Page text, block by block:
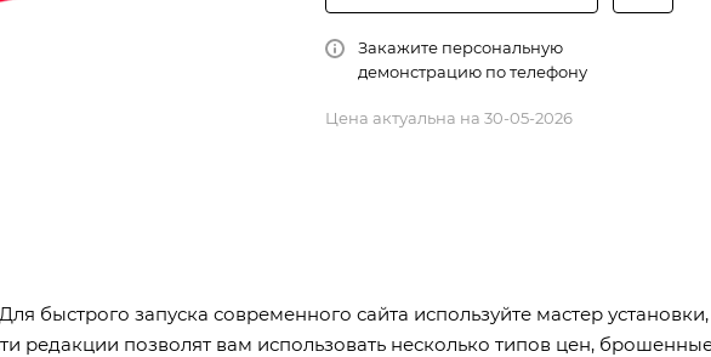
Закажите персональную
демонстрацию по телефону
Цена актуальна на 30-05-2026
быстрого запуска современного сайта используйте мастер
редакции позволят вам использовать несколько типов цен,